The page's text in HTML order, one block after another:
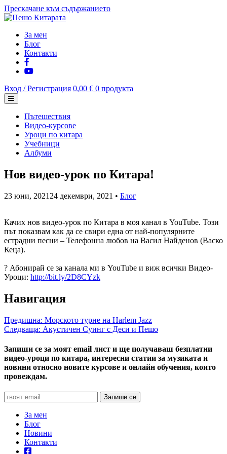
Прескачане към съдържанието
За мен
Блог
Контакти
Вход / Регистрация 0,00 € 0 продукта
Пътешествия
Видео-курсове
Уроци по китара
Учебници
Албуми
Нов видео-урок по Китара!
23 юни, 2021 24 декември, 2021 • Блог
Качих нов видео-урок по Китара в моя канал в YouTube. Този
път показвам как да се свири една от най-популярните
естрадни песни – Телефонна любов на Васил Найденов (Васко
Кеца).
? Абонирай се за канала ми в YouTube и виж всички Видео-
Уроци: http://bit.ly/2D8CYzk
Навигация
Предишна: Морското турне на Harlem Jazz
Следваща: Акустичен Суинг с Деси и Пешо
Запиши се за моят email лист и ще получаваш безплатни
видео-уроци по китара, интересни статии за музиката и
новини относно новите курсове и онлайн обучения, които
провеждам.
За мен
Блог
Новини
Контакти